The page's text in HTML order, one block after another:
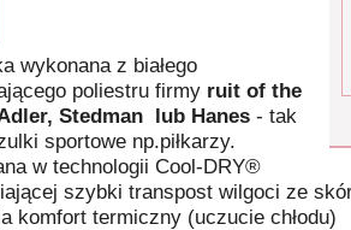
wykonana z białego
poliestru firmy ruit of the
Stedman lub Hanes - tak
sportowe np.piłkarzy.
w technologii Cool-DRY®
szybki transpost wilgoci ze
komfort termiczny (uczucie chłodu)